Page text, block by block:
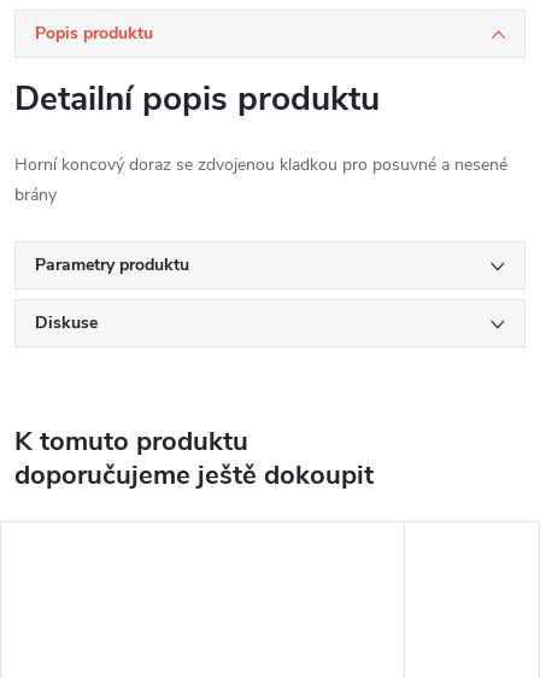
Popis produktu
Detailní popis produktu
Horní koncový doraz se zdvojenou kladkou pro posuvné a nesené
brány
Parametry produktu
Diskuse
K tomuto produktu
doporučujeme ještě dokoupit